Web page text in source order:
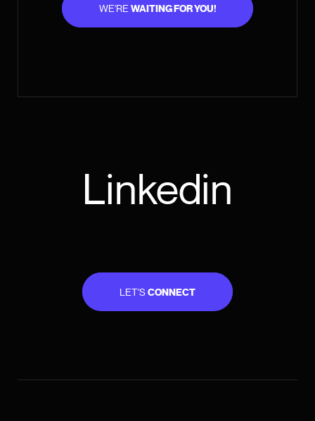
WE'REWAITING FOR YOU!
Linkedin
LET'SCONNECT